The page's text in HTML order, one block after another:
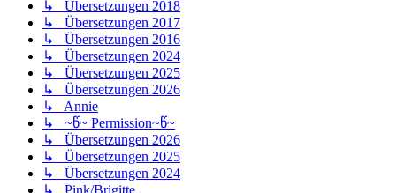
↳ Übersetzungen 2018
↳ Übersetzungen 2017
↳ Übersetzungen 2016
↳ Übersetzungen 2024
↳ Übersetzungen 2025
↳ Übersetzungen 2026
↳ Annie
↳ ~წ~ Permission~წ~
↳ Übersetzungen 2026
↳ Übersetzungen 2025
↳ Übersetzungen 2024
↳ Pink/Brigitte